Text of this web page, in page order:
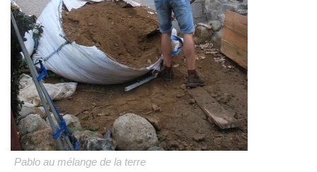
Pablo au mélange de la terre